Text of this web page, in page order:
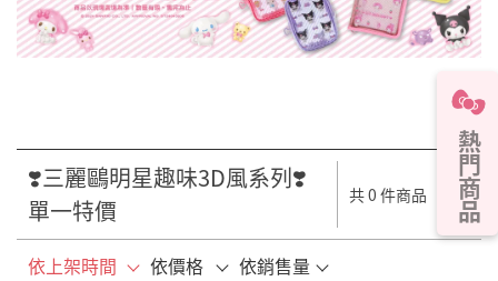
熱門商品
❣️三麗鷗明星趣味3D風系列❣️
單一特價
共 0 件商品
依上架時間 依價格 依銷售量